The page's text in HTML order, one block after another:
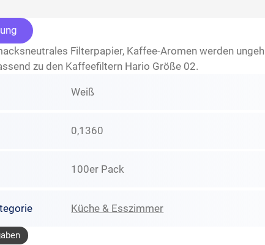
Filterpapier, Kaffee-Aromen werden
zu den Kaffeefiltern Hario Größe 02.
Weiß
0,1360
100er Pack
Küche & Esszimmer